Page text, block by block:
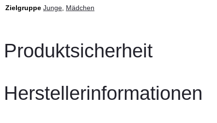
Zielgruppe Junge, Mädchen
Produktsicherheit
Herstellerinformationen